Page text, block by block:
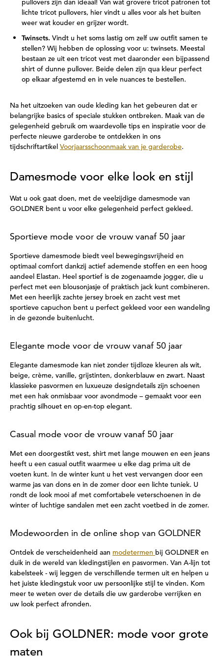
pullovers zijn dan ideaal! Van wat grovere tricot patronen tot
lichte tricot pullovers, hier vindt u alles voor als het buiten
weer wat kouder en grijzer wordt.
Twinsets. Vindt u het soms lastig om zelf uw outfit samen te
stellen? Wij hebben de oplossing voor u: twinsets. Meestal
bestaan ze uit een tricot vest met daaronder een bijpassend
shirt of dunne pullover. Beide delen zijn qua kleur perfect
op elkaar afgestemd en in vele nuances te bestellen.
Na het uitzoeken van oude kleding kan het gebeuren dat er
belangrijke basics of speciale stukken ontbreken. Maak van de
gelegenheid gebruik om waardevolle tips en inspiratie voor de
perfecte nieuwe garderobe te ontdekken in ons
tijdschriftartikel Voorjaarsschoonmaak van je garderobe.
Damesmode voor elke look en stijl
Wat u ook gaat doen, met de veelzijdige damesmode van
GOLDNER bent u voor elke gelegenheid perfect gekleed.
Sportieve mode voor de vrouw vanaf 50 jaar
Sportieve damesmode biedt veel bewegingsvrijheid en
optimaal comfort dankzij actief ademende stoffen en een hoog
aandeel Elastan. Heel sportief is de zogenaamde jogger, die u
perfect met een blousonjasje of praktisch jack kunt combineren.
Met een heerlijk zachte jersey broek en zacht vest met
sportieve capuchon bent u perfect gekleed voor een wandeling
in de gezonde buitenlucht.
Elegante mode voor de vrouw vanaf 50 jaar
Elegante damesmode kan niet zonder tijdloze kleuren als wit,
beige, crème, vanille, grijstinten, donkerblauw en zwart. Naast
klassieke pasvormen en luxueuze designdetails zijn schoenen
met een hak onmisbaar voor avondmode – gemaakt voor een
prachtig silhouet en op-en-top elegant.
Casual mode voor de vrouw vanaf 50 jaar
Met een doorgestikt vest, shirt met lange mouwen en een jeans
heeft u een casual outfit waarmee u elke dag prima uit de
voeten kunt. In de winter kunt u het vest vervangen door een
warme jas van dons en in de zomer door een lichte tuniek. U
rondt de look mooi af met comfortabele veterschoenen in de
winter of luchtige sandalen met een zacht voetbed in de zomer.
Modewoorden in de online shop van GOLDNER
Ontdek de verscheidenheid aan modetermen bij GOLDNER en
duik in de wereld van kledingstijlen en pasvormen. Van A-lijn tot
kabelsteek - wij leggen de verschillende termen uit en helpen u
het juiste kledingstuk voor uw persoonlijke stijl te vinden. Kom
meer te weten over de details die uw garderobe verrijken en
uw look perfect afronden.
Ook bij GOLDNER: mode voor grote
maten